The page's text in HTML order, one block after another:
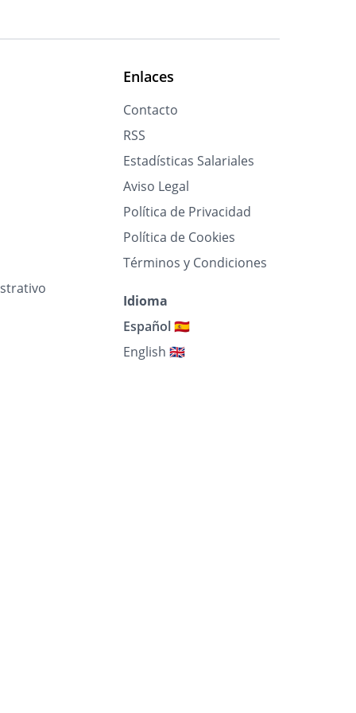
Enlaces
Contacto
RSS
Estadísticas Salariales
Aviso Legal
Política de Privacidad
Política de Cookies
Términos y Condiciones
Idioma
Español 🇪🇸
English 🇬🇧